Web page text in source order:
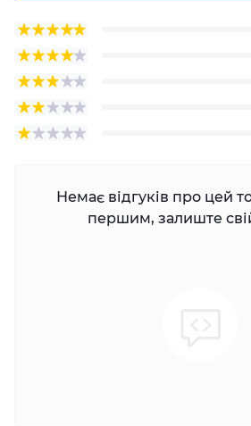
Немає відгуків про цей
першим, залиште